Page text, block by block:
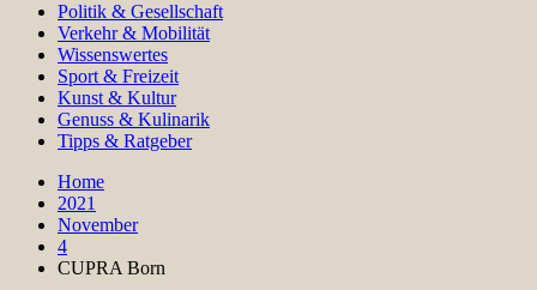
Politik & Gesellschaft
Verkehr & Mobilität
Wissenswertes
Sport & Freizeit
Kunst & Kultur
Genuss & Kulinarik
Tipps & Ratgeber
Home
2021
November
4
CUPRA Born